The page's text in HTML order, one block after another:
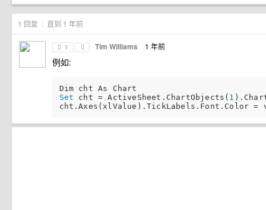
1 回复 | 直到 1 年前
1 Tim Williams 1 年前
例如:
Set cht = ActiveSheet.ChartObjects( 1